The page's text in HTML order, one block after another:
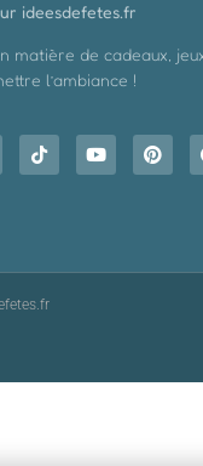
ideesdefetes.fr
matière de cadeaux,
l’ambiance !